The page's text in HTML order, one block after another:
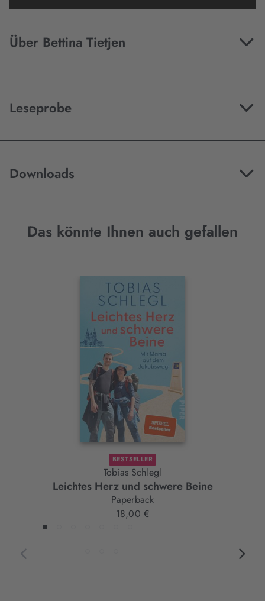
Mehr Informationen
Akzeptieren
Über Bettina Tietjen
Leseprobe
Downloads
Das könnte Ihnen auch gefallen
BESTSELLER
Tobias Schlegl
Leichtes Herz und schwere Beine
Paperback
18,00 €